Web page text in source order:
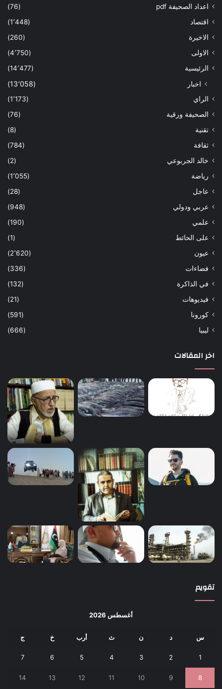
اعداد الصحيفة pdf
(76)
اقتصاد
(1٬448)
الاخيرة
(260)
الاولى
(4٬750)
الرئيسية
(14٬477)
اخبار (13٬058)
الراي
(1٬173)
الصحيفة ورقية
(76)
تقنية
(8)
ثقافة
(784)
خالد الجربوعي
(2)
رياضة
(1٬055)
عاجل
(28)
عربي ودولي
(948)
علمي
(190)
على الحائط
(1)
عيون
(2٬620)
فضاءات
(336)
في الذاكرة
(132)
فيديوهات
(21)
كورونا
(591)
ليبيا
(666)
اخر المقالات
تقويم
أغسطس 2026
س د ن ث أرب خ ج
1
2
3
4
5
6
7
8
9
10
11
12
13
14